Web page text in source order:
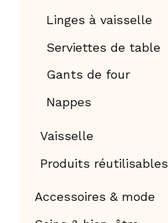
Linges à vaisselle
Serviettes de table
Gants de four
Nappes
Vaisselle
Produits réutilisables
Accessoires & mode